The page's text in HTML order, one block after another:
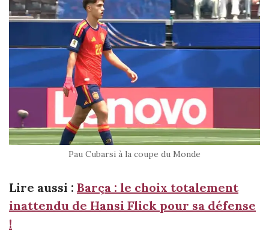
Pau Cubarsi à la coupe du Monde
Lire aussi : Barça : le choix totalement
inattendu de Hansi Flick pour sa défense
!